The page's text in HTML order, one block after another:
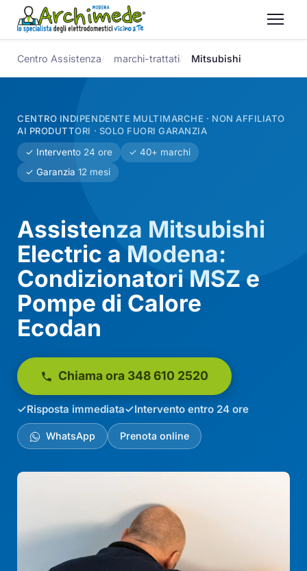
Centro Assistenza marchi-trattati Mitsubishi
CENTRO INDIPENDENTE MULTIMARCHE · NON AFFILIATO
AI PRODUTTORI · SOLO FUORI GARANZIA
✓ Intervento 24 ore
✓ 40+ marchi
✓ Garanzia 12 mesi
Assistenza Mitsubishi
Electric a Modena:
Condizionatori MSZ e
Pompe di Calore
Ecodan
Chiama ora 348 610 2520
Risposta immediata Intervento entro 24 ore
WhatsApp Prenota online